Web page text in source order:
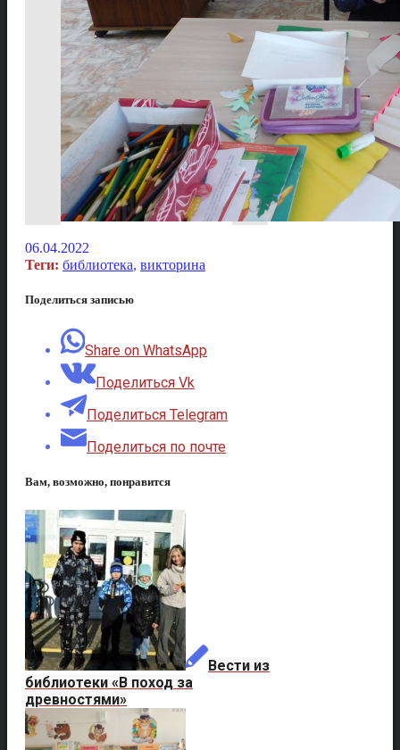
06.04.2022
Теги: библиотека, викторина
Поделиться записью
Share on WhatsApp
Поделиться Vk
Поделиться Telegram
Поделиться по почте
Вам, возможно, понравится
Вести из
библиотеки «В поход за
древностями»